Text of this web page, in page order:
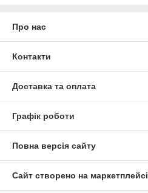
Про нас
Контакти
Доставка та оплата
Графік роботи
Повна версія сайту
Сайт створено на маркетплейсі